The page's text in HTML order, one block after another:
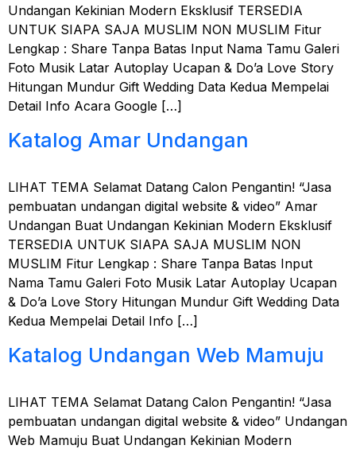
Undangan Kekinian Modern Eksklusif TERSEDIA
UNTUK SIAPA SAJA MUSLIM NON MUSLIM Fitur
Lengkap : Share Tanpa Batas Input Nama Tamu Galeri
Foto Musik Latar Autoplay Ucapan & Do’a Love Story
Hitungan Mundur Gift Wedding Data Kedua Mempelai
Detail Info Acara Google […]
Katalog Amar Undangan
LIHAT TEMA Selamat Datang Calon Pengantin! “Jasa
pembuatan undangan digital website & video” Amar
Undangan Buat Undangan Kekinian Modern Eksklusif
TERSEDIA UNTUK SIAPA SAJA MUSLIM NON
MUSLIM Fitur Lengkap : Share Tanpa Batas Input
Nama Tamu Galeri Foto Musik Latar Autoplay Ucapan
& Do’a Love Story Hitungan Mundur Gift Wedding Data
Kedua Mempelai Detail Info […]
Katalog Undangan Web Mamuju
LIHAT TEMA Selamat Datang Calon Pengantin! “Jasa
pembuatan undangan digital website & video” Undangan
Web Mamuju Buat Undangan Kekinian Modern